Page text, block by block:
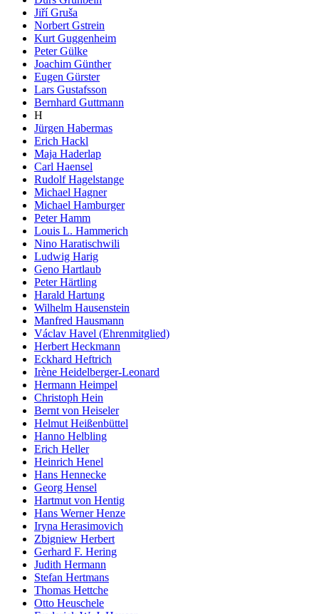
Jiří Gruša
Norbert Gstrein
Kurt Guggenheim
Peter Gülke
Joachim Günther
Eugen Gürster
Lars Gustafsson
Bernhard Guttmann
H
Jürgen Habermas
Erich Hackl
Maja Haderlap
Carl Haensel
Rudolf Hagelstange
Michael Hagner
Michael Hamburger
Peter Hamm
Louis L. Hammerich
Nino Haratischwili
Ludwig Harig
Geno Hartlaub
Peter Härtling
Harald Hartung
Wilhelm Hausenstein
Manfred Hausmann
Václav Havel (Ehrenmitglied)
Herbert Heckmann
Eckhard Heftrich
Irène Heidelberger-Leonard
Hermann Heimpel
Christoph Hein
Bernt von Heiseler
Helmut Heißenbüttel
Hanno Helbling
Erich Heller
Heinrich Henel
Hans Hennecke
Georg Hensel
Hartmut von Hentig
Hans Werner Henze
Iryna Herasimovich
Zbigniew Herbert
Gerhard F. Hering
Judith Hermann
Stefan Hertmans
Thomas Hettche
Otto Heuschele